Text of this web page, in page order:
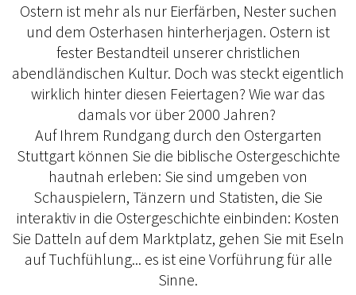
Ostern ist mehr als nur Eierfärben, Nester suchen
und dem Osterhasen hinterherjagen. Ostern ist
fester Bestandteil unserer christlichen
abendländischen Kultur. Doch was steckt eigentlich
wirklich hinter diesen Feiertagen? Wie war das
damals vor über 2000 Jahren?
Auf Ihrem Rundgang durch den Ostergarten
Stuttgart können Sie die biblische Ostergeschichte
hautnah erleben: Sie sind umgeben von
Schauspielern, Tänzern und Statisten, die Sie
interaktiv in die Ostergeschichte einbinden: Kosten
Sie Datteln auf dem Marktplatz, gehen Sie mit Eseln
auf Tuchfühlung... es ist eine Vorführung für alle
Sinne.